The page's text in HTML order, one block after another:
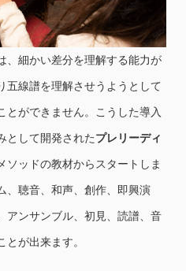
、細かい差分を理解する能力が
五線譜を理解させうようとして
とができません。こうした導入
として開発されたプレリーディ
ソッドの教材からスタートしま
、聴音、和声、創作、即興演
アンサンブル、初見、読譜、音
が出来ます。